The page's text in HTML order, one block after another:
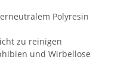
Polyresin
zu reinigen
und Wirbellose